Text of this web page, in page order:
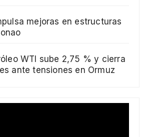
mejoras en estructuras
WTI sube 2,75 % y cierra
ante tensiones en Ormuz